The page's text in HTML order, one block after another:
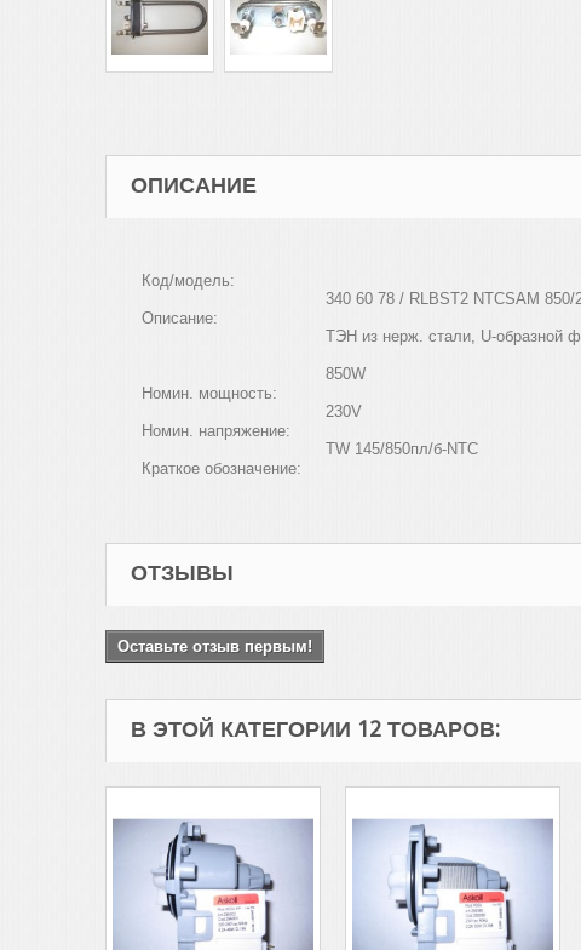
ОПИСАНИЕ
Код/модель:
Описание:
Номин. мощность:
Номин. напряжение:
Краткое обозначение:
340 60 78 / RLBST2 NTCSAM 850/
ТЭН из нерж. стали, U-образной
850W
230V
TW 145/850пл/б-NTC
ОТЗЫВЫ
Оставьте отзыв первым!
В ЭТОЙ КАТЕГОРИИ 12 ТОВАРОВ: